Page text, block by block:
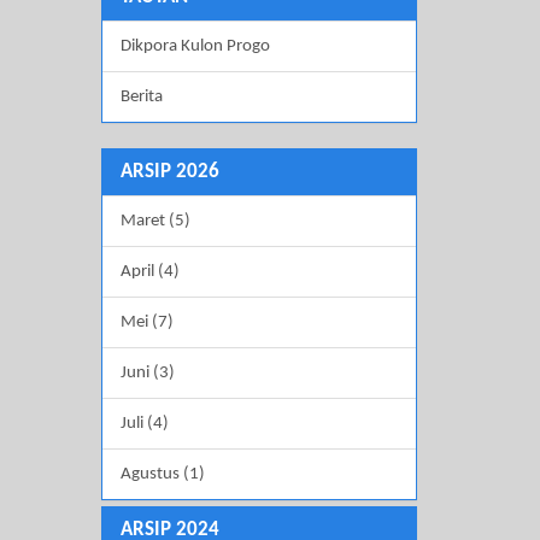
Dikpora Kulon Progo
Berita
ARSIP 2026
Maret (5)
April (4)
Mei (7)
Juni (3)
Juli (4)
Agustus (1)
ARSIP 2024